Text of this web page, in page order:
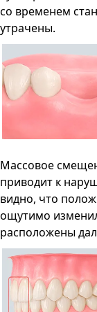
со временем
утрачены.
Массовое
приводит к
видно, что
ощутимо
расположены